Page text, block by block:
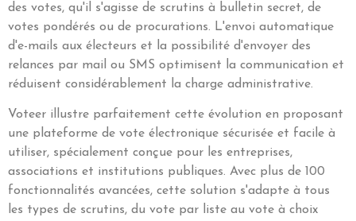
des votes, qu'il s'agisse de scrutins à bulletin secret, de
votes pondérés ou de procurations. L'envoi automatique
d'e-mails aux électeurs et la possibilité d'envoyer des
relances par mail ou SMS optimisent la communication et
réduisent considérablement la charge administrative.
Voteer illustre parfaitement cette évolution en proposant
une plateforme de vote électronique sécurisée et facile à
utiliser, spécialement conçue pour les entreprises,
associations et institutions publiques. Avec plus de 100
fonctionnalités avancées, cette solution s'adapte à tous
les types de scrutins, du vote par liste au vote à choix